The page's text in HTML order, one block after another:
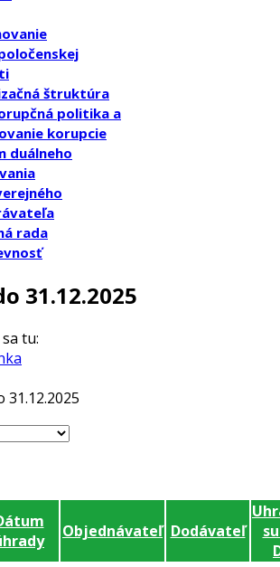
štruktúra
politika a
korupcie
duálneho
rada
31.12.2025
tu:
31.12.2025
Objednávateľ Dodávateľ